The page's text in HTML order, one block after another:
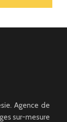
Agence de
sur-mesure